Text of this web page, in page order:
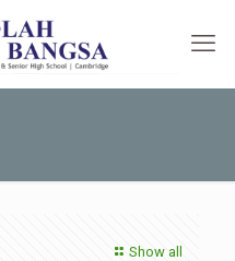
Show all